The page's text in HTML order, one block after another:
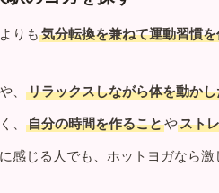
りも 気分転換を兼ねて運動習慣
、
リラックスしながら体を動か
、
自分の時間を作ることやスト
感じる人でも、ホットヨガなら